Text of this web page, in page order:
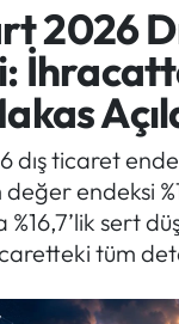
2026
ticaret
endeksi
sert
tüm
Yoğunluk Haritası
Durumu ve